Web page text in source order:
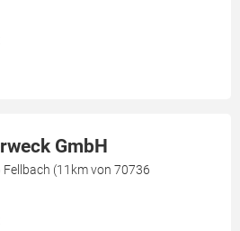
GmbH
Fellbach (11km von 70736